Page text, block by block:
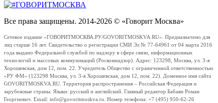
Все права защищены. 2014-2026 © «Говорит Москва»
Сетевое издание «ГОВОРИТМОСКВА.РУ/GOVORITMOSKVA.RU». Предназначено для
лиц старше 16 лет. Свидетельство о регистрации СМИ Эл № 77-64961 от 04 марта 2016
года выдано Федеральной службой по надзору в сфере связи, информационных
технологий и массовых коммуникаций (Роскомнадзор). Адрес: 123298, Москва, ул. 3-я
Хорошевская, дом 12, пом. 22. Учредитель Общество с ограниченной ответственностью
«РУ ФМ» (123298 Москва, ул. 3-я Хорошевская, дом 12, пом. 22). Доменное имя сайта
GOVORITMOSKVA.RU. Территория распространения – Российская Федерация и
зарубежные страны. Языки: русский и английский. Главный редактор Бабаян Роман
Георгиевич. Email: info@govoritmoskva.ru. Номер телефона: +7 (495) 950-62-26